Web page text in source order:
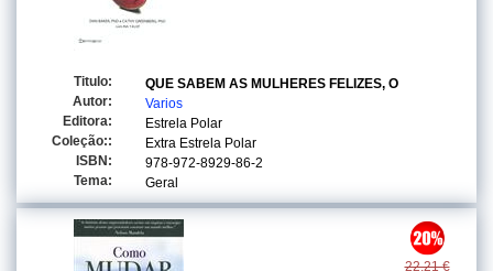
Titulo:
QUE SABEM AS MULHERES FELIZES, O
Autor:
Varios
Editora:
Estrela Polar
Coleção::
Extra Estrela Polar
ISBN:
978-972-8929-86-2
Tema:
Geral
22.21 €